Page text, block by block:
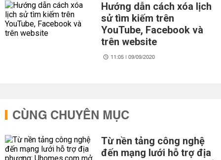
Hướng dẫn cách xóa lịch
sử tìm kiếm trên
YouTube, Facebook và
trên website
11:05 | 09/09/2020
CÙNG CHUYÊN MỤC
Từ nền tảng công nghệ
đến mạng lưới hỗ trợ địa